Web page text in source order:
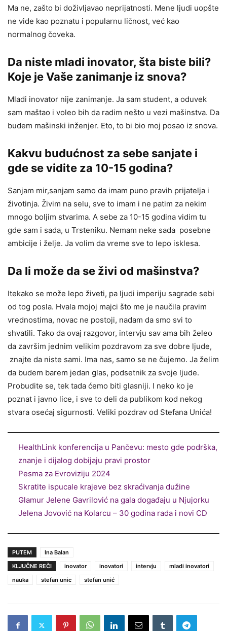
Ma ne, zašto bi doživljavao neprijatnosti. Mene ljudi uopšte
ne vide kao poznatu i popularnu ličnost, već kao
normalnog čoveka.
Da niste mladi inovator, šta biste bili?
Koje je Vaše zanimanje iz snova?
Mladi inovator nije zanimanje. Ja sam student, a oduvek
sam maštao i voleo bih da radim nešto u vezi mašinstva. Da
budem mašinski inženjer. Eto, to bi bio moj posao iz snova.
Kakvu budućnost za sebe sanjate i
gde se vidite za 10-15 godina?
Sanjam mir,sanjam samo da imam puno pravih prijatelja i
životinja. Živim na selu, sve to imam i ne patim za nekim
mnogo boljim stvarima. A sebe za 10-15 godina vidim tu
gde sam i sada, u Trsteniku. Nemam neke sada posebne
ambicije i želje. Ja volim da vreme sve to lepo isklesa.
Da li može da se živi od mašinstva?
Itekako se može lepo živeti, pa ljudi imperiju sagrade sebi
od tog posla. Hvala mojoj majci što me je naučila pravim
vrednostima, novac ne postoji, nadam da smo svi to
shvatili. Tako da ovaj razgovor, intervju sav ama bih želeo
da završim jednim velikim pozdravom za sve dobre ljude,
znajte da niste sami. Ima nas, samo se ne čujemo. Ja želim
da budem barem jedan glas, podsetnik za svoje ljude.
Probudite se, tek tada ćemo biti glasniji. I neko ko je
poznat i javno lice, i sve to deli da publikom kod nekog
stvara osećaj sigurnosti. Veliki pozdrav od Stefana Unića!
HealthLink konferencija u Pančevu: mesto gde podrška,
znanje i dijalog dobijaju pravi prostor
Pesma za Evroviziju 2024
Skratite ispucale krajeve bez skraćivanja dužine
Glamur Jelene Gavrilović na gala događaju u Njujorku
Jelena Jovović na Kolarcu – 30 godina rada i novi CD
PUTEM
Ina Balan
KLJUČNE REČI
inovator inovatori intervju
mladi inovatori
nauka
stefan unic stefan unić